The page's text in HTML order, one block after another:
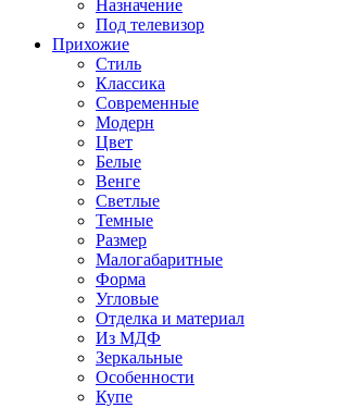
Назначение
Под телевизор
Прихожие
Стиль
Классика
Современные
Модерн
Цвет
Белые
Венге
Светлые
Темные
Размер
Малогабаритные
Форма
Угловые
Отделка и материал
Из МДФ
Зеркальные
Особенности
Купе